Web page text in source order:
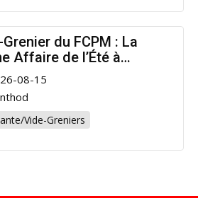
du FCPM : La
Affaire de l’Été à
!
08-15
Vide-Greniers